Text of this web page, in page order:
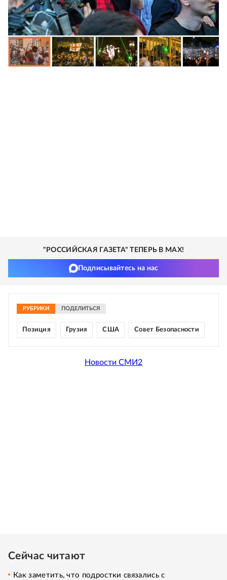
"РОССИЙСКАЯ ГАЗЕТА" ТЕПЕРЬ В MAX!
Подписывайтесь на нас
РУБРИКИ ПОДЕЛИТЬСЯ
Позиция Грузия США Совет Безопасности
Новости СМИ2
Сейчас читают
Как заметить, что подростки связались с